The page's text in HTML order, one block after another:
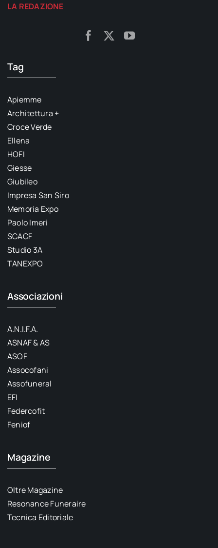
LA REDAZIONE
Tag
Apiemme
Architettura +
Croce Verde
Ellena
HOFI
Giesse
Giubileo
Impresa San Siro
Memoria Expo
Paolo Imeri
SCACF
Studio 3A
TANEXPO
Associazioni
A.N.I.F.A.
ASNAF & AS
ASOF
Assocofani
Assofuneral
EFI
Federcofit
Feniof
Magazine
Oltre Magazine
Resonance Funeraire
Tecnica Editoriale